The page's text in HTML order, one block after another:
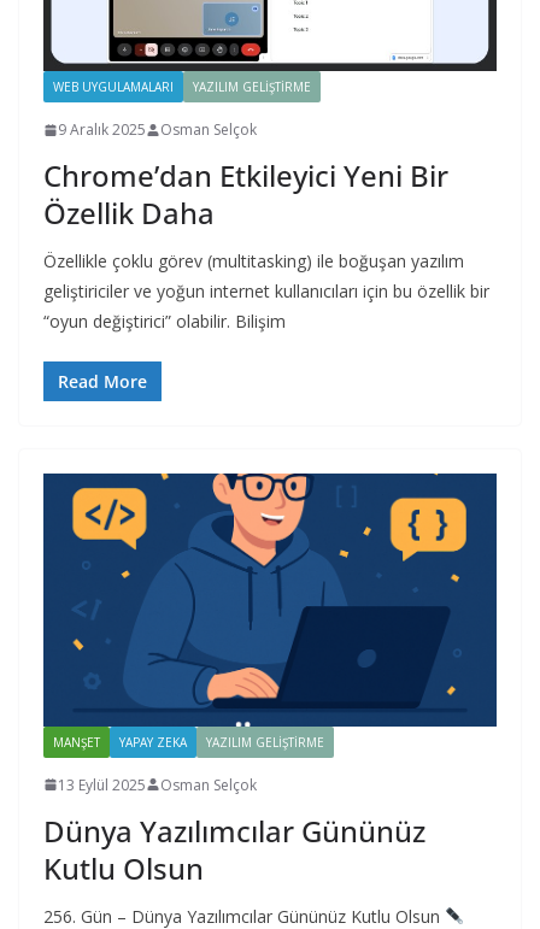
WEB UYGULAMALARI YAZILIM GELIŞTIRME
9 Aralık 2025 Osman Selçok
Chrome’dan Etkileyici Yeni Bir
Özellik Daha
Özellikle çoklu görev (multitasking) ile boğuşan yazılım
geliştiriciler ve yoğun internet kullanıcıları için bu özellik bir
“oyun değiştirici” olabilir. Bilişim
Read More
MANŞET YAPAY ZEKA YAZILIM GELIŞTIRME
13 Eylül 2025 Osman Selçok
Dünya Yazılımcılar Gününüz
Kutlu Olsun
256. Gün – Dünya Yazılımcılar Gününüz Kutlu Olsun